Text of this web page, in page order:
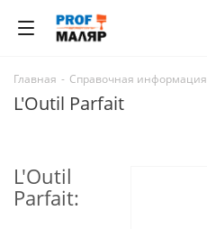
Главная - Справочная информация
L'Outil Parfait
L'Outil
Parfait: